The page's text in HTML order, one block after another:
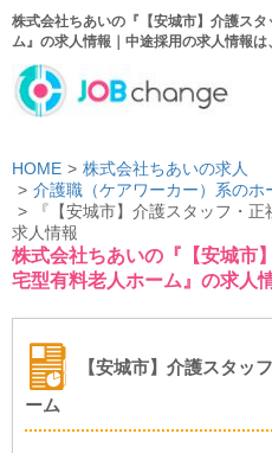
株式会社ちあいの『【安城市】介護ス
ム』の求人情報｜中途採用の求人情報
HOME
株式会社ちあいの求人
介護職（ケアワーカー）系のホ
『【安城市】介護スタッフ・
求人情報
株式会社ちあいの『【安城市
宅型有料老人ホーム』の求人
【安城市】介護スタッ
ーム